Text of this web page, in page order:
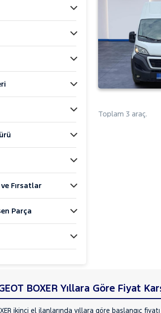
BENZ
Fırsatlar
Parça
Toplam 3 araç.
BOXER Yıllara Göre Fiyat
ikinci el ilanlarında yıllara göre başlangıç